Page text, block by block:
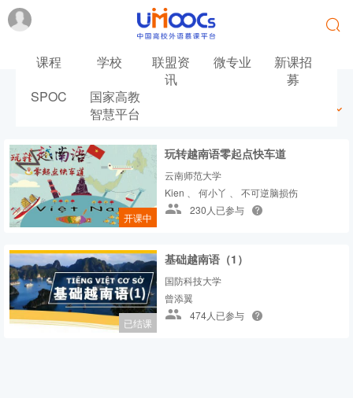
课程 学校
联盟资
讯
微专业
新课招
募
SPOC
国家高教
智慧平台
开课中
玩转越南语零起点快车道
云南师范大学
Kien 、 何小丫 、 不可逆脑损伤
230人已参与
已结课
基础越南语（1）
国防科技大学
曾添翼
474人已参与